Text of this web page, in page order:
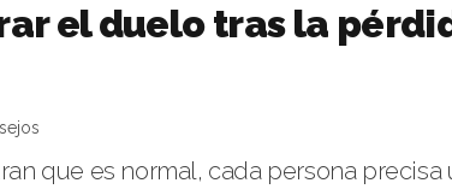
el duelo tras la
que es normal, cada persona